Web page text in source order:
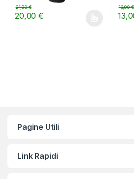
20,00€
21,90€
Questo prodotto ha più varianti. Le
13,90€
Pagine Utili
Link Rapidi